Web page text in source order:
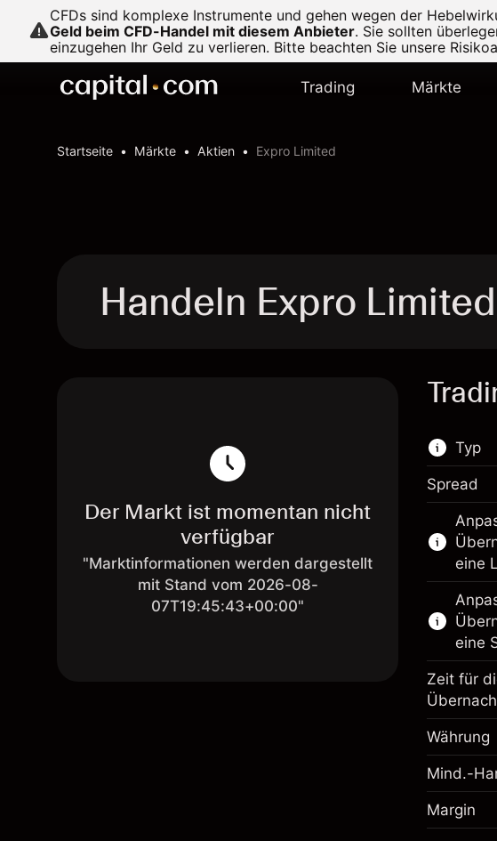
CFDs sind komplexe Instrumente und gehen wegen der
Geld beim CFD-Handel mit diesem Anbieter. Sie sollten
einzugehen Ihr Geld zu verlieren. Bitte beachten Sie unsere
Trading Märkte
Startseite Märkte Aktien Expro Limited
Handeln Expro
Der Markt ist momentan nicht
verfügbar
"Marktinformationen werden dargestellt
mit Stand vom 2026-08-
07T19:45:43+00:00"
Typ
Dieser
zur
CFDs
Spread
eine
eine
Zeit für
Währung
Mind.-
Margin